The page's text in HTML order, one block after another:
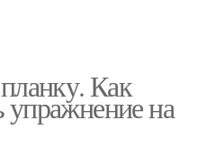
Как
упражнение на